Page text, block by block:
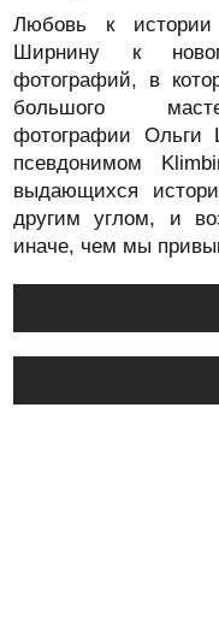
Любовь к истории
Ширнину к
фотографий, в
большого
фотографии Ольги
псевдонимом
выдающихся
другим углом, и
иначе, чем мы